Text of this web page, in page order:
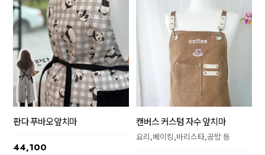
판다 푸바오앞치마
44,100
캔버스 커스텀 자수 앞치마
요리,베이킹,바리스타,공방 등